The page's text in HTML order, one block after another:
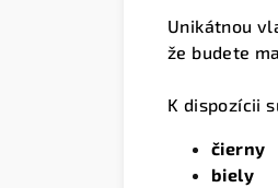
Unikátnou
že budete
K dispozícii
čierny
biely